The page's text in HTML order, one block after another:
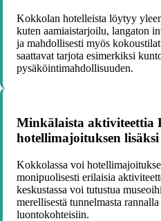
Kokkolan hotelleista löytyy
kuten aamiaistarjoilu, langaton
ja mahdollisesti myös
saattavat tarjota esimerkiksi
pysäköintimahdollisuuden.
Minkälaista aktiviteettia
hotellimajoituksen
Kokkolassa voi
monipuolisesti erilaisia
keskustassa voi tutustua
merellisestä tunnelmasta
luontokohteisiin.